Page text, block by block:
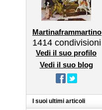
Martinaframmartino
1414 condivisioni
Vedi il suo profilo
Vedi il suo blog
I suoi ultimi articoli